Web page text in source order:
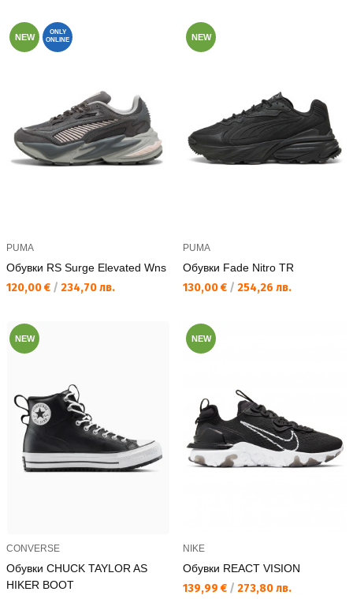
NEW
ONLY
ONLINE
PUMA
Обувки RS Surge Elevated Wns
Текуща цена:
120,00 € / 234,70 лв.
NEW
PUMA
Обувки Fade Nitro TR
Текуща цена:
130,00 € / 254,26 лв.
NEW
CONVERSE
Обувки CHUCK TAYLOR AS
HIKER BOOT
NEW
NIKE
Обувки REACT VISION
Текуща цена:
139,99 € / 273,80 лв.